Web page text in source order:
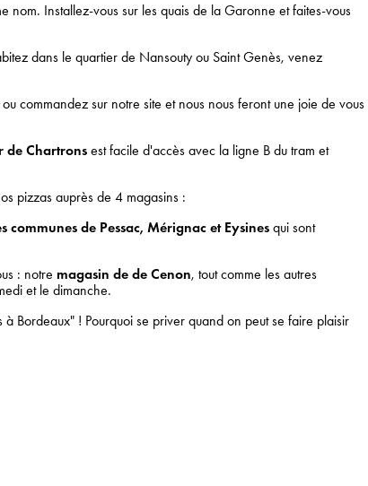
nom. Installez-vous sur les quais de la Garonne et faites-vous
dans le quartier de Nansouty ou Saint Genès, venez
commandez sur notre site et nous nous feront une joie de vous
de Chartrons est facile d'accès avec la ligne B du tram et
pizzas auprès de 4 magasins :
communes de Pessac, Mérignac et Eysines qui sont
: notre magasin de de Cenon, tout comme les autres
et le dimanche.
Bordeaux" ! Pourquoi se priver quand on peut se faire plaisir